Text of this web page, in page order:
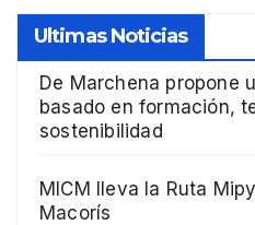
Ultimas Noticias
De Marchena propone
basado en formación,
sostenibilidad
MICM lleva la Ruta
Macorís